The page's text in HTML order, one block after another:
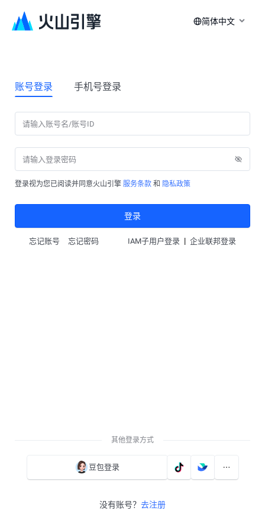
简体中文
账号登录 手机号登录
登录视为您已阅读并同意火山引擎 服务条款 和 隐私政策
登录
忘记账号 忘记密码 IAM子用户登录 | 企业联邦登录
其他登录方式
豆包登录
没有账号？ 去注册